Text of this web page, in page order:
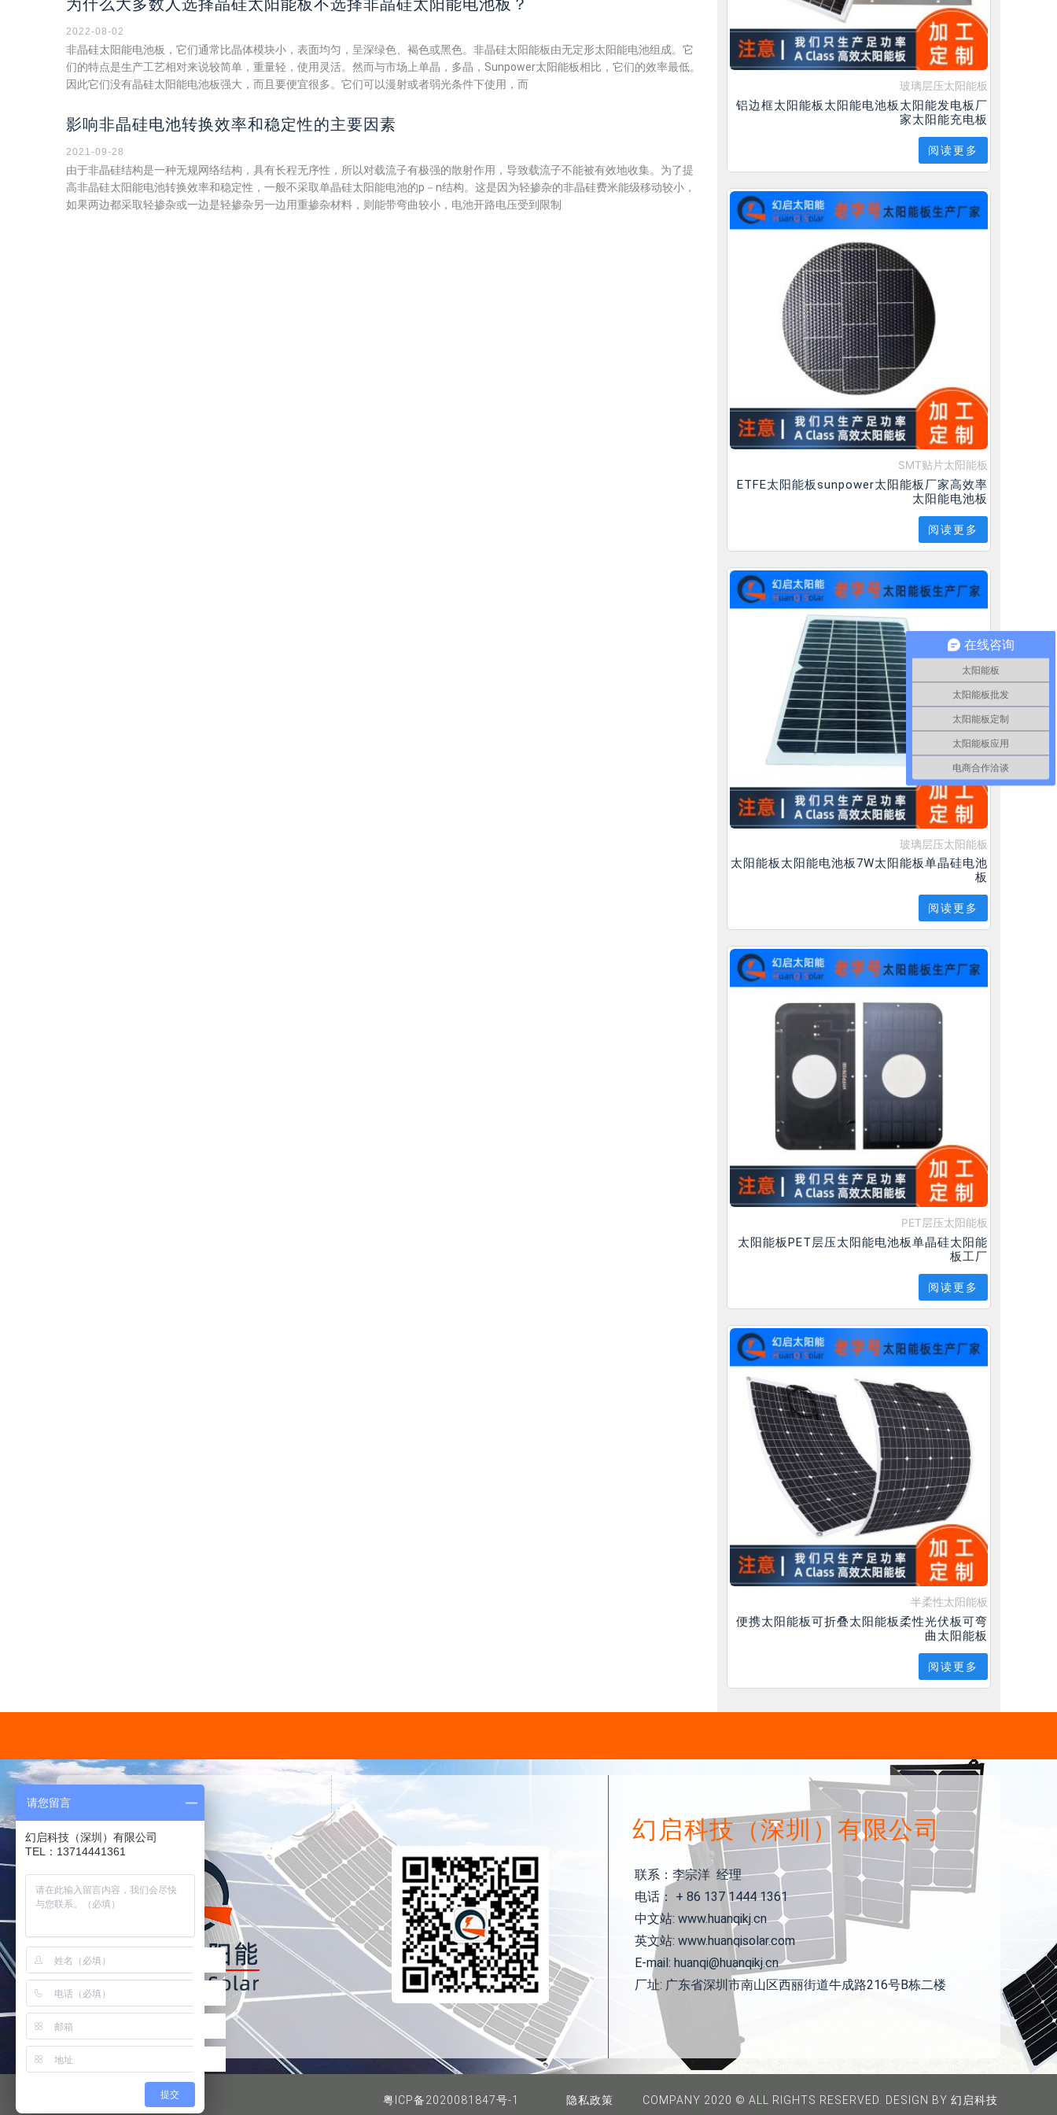
为什么大多数人选择晶硅太阳能板不选择非晶硅太阳能电池板？
2022-08-02
非晶硅太阳能电池板，它们通常比晶体模块小，表面均匀，呈深绿色、褐色或黑色。非晶硅太阳能板由无定形太阳能电池组成。它
们的特点是生产工艺相对来说较简单，重量轻，使用灵活。然而与市场上单晶，多晶，Sunpower太阳能板相比，它们的效率最低。
因此它们没有晶硅太阳能电池板强大，而且要便宜很多。它们可以漫射或者弱光条件下使用，而
影响非晶硅电池转换效率和稳定性的主要因素
2021-09-28
由于非晶硅结构是一种无规网络结构，具有长程无序性，所以对载流子有极强的散射作用，导致载流子不能被有效地收集。为了提
高非晶硅太阳能电池转换效率和稳定性，一般不采取单晶硅太阳能电池的p－n结构。这是因为轻掺杂的非晶硅费米能级移动较小，
如果两边都采取轻掺杂或一边是轻掺杂另一边用重掺杂材料，则能带弯曲较小，电池开路电压受到限制
玻璃层压太阳能板
铝边框太阳能板太阳能电池板太阳能发电板厂
家太阳能充电板
阅读更多
SMT贴片太阳能板
ETFE太阳能板sunpower太阳能板厂家高效率
太阳能电池板
阅读更多
玻璃层压太阳能板
太阳能板太阳能电池板7W太阳能板单晶硅电池
板
阅读更多
PET层压太阳能板
太阳能板PET层压太阳能电池板单晶硅太阳能
板工厂
阅读更多
半柔性太阳能板
便携太阳能板可折叠太阳能板柔性光伏板可弯
曲太阳能板
阅读更多
幻启科技（深圳）有限公司
联系：李宗洋 经理
电话： + 86 137 1444 1361
中文站: www.huanqikj.cn
英文站: www.huanqisolar.com
E-mail: huanqi@huanqikj.cn
厂址: 广东省深圳市南山区西丽街道牛成路216号B栋二楼
粤ICP备2020081847号-1 隐私政策 COMPANY 2020 © ALL RIGHTS RESERVED. DESIGN BY 幻启科技
在线咨询
太阳能板
太阳能板批发
太阳能板定制
太阳能板应用
电商合作洽谈
请您留言
幻启科技（深圳）有限公司
TEL：13714441361
提交